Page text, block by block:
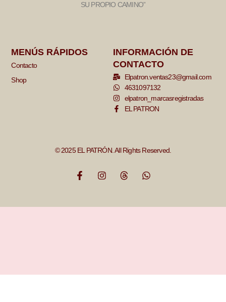
SU PROPIO CAMINO”
MENÚS RÁPIDOS
Contacto
Shop
INFORMACIÓN DE
CONTACTO
Elpatron.ventas23@gmail.com
4631097132
elpatron_marcasregistradas
EL PATRON
© 2025 EL PATRÓN. All Rights Reserved.